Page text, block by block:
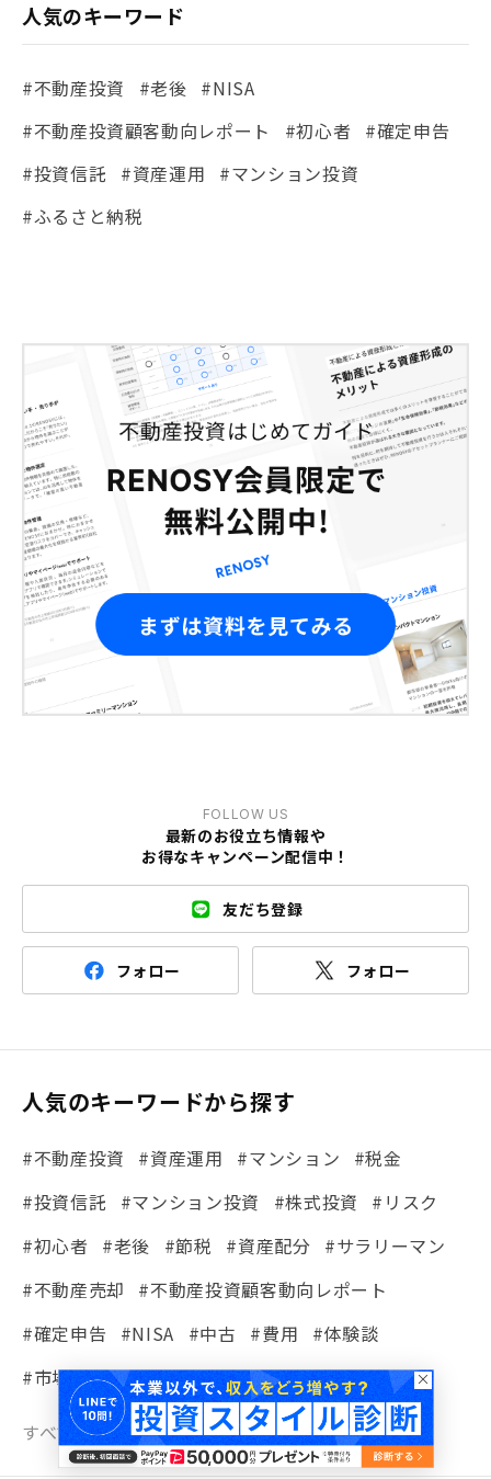
人気のキーワード
#不動産投資 #老後 #NISA
#不動産投資顧客動向レポート
#初心者
#確定申告
#投資信託
#資産運用
#マンション投資
#ふるさと納税
FOLLOW US
最新のお役立ち情報や
お得なキャンペーン配信中！
友だち登録
フォロー フォロー
人気のキーワードから探す
#不動産投資 #資産運用 #マンション
#税金
#投資信託
#マンション投資 #株式投資
#リスク
#初心者
#老後 #節税 #資産配分 #サラリーマン
#不動産売却
#不動産投資顧客動向レポート
#確定申告
#NISA #中古 #費用
#体験談
#市場動向 #ローン #リノベ事例集
#シミュレーション #まちの住みやすさ発見！
#リフォーム
#iDeCo
すべてのキーワードを見る